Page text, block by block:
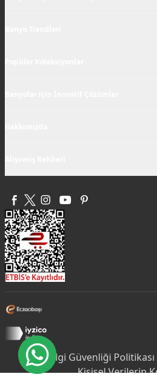
Bilgi Güvenliği Politikası